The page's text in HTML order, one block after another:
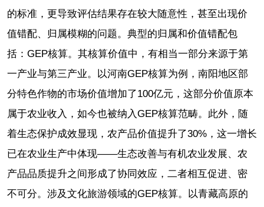
的标准，更导致评估结果存在较大随意性，甚至出现价
值错配、归属模糊的问题。典型的归属和价值错配包
括：GEP核算。其核算价值中，有相当一部分来源于第
一产业与第三产业。以河南GEP核算为例，南阳地区部
分特色作物的市场价值增加了100亿元，这部分价值原本
属于农业收入，如今也被纳入GEP核算范畴。此外，随
着生态保护成效显现，农产品价值提升了30%，这一增长
已在农业生产中体现——生态改善与有机农业发展、农
产品品质提升之间形成了协同效应，二者相互促进、密
不可分。涉及文化旅游领域的GEP核算。以青藏高原的